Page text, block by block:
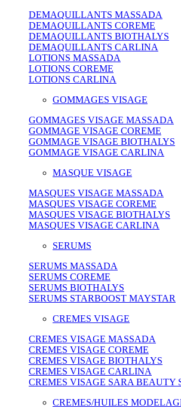
DEMAQUILLANTS MASSADA
DEMAQUILLANTS COREME
DEMAQUILLANTS BIOTHALYS
DEMAQUILLANTS CARLINA
LOTIONS MASSADA
LOTIONS COREME
LOTIONS CARLINA
GOMMAGES VISAGE
GOMMAGES VISAGE MASSADA
GOMMAGE VISAGE COREME
GOMMAGE VISAGE BIOTHALYS
GOMMAGE VISAGE CARLINA
MASQUE VISAGE
MASQUES VISAGE MASSADA
MASQUES VISAGE COREME
MASQUES VISAGE BIOTHALYS
MASQUES VISAGE CARLINA
SERUMS
SERUMS MASSADA
SERUMS COREME
SERUMS BIOTHALYS
SERUMS STARBOOST MAYSTAR
CREMES VISAGE
CREMES VISAGE MASSADA
CREMES VISAGE COREME
CREMES VISAGE BIOTHALYS
CREMES VISAGE CARLINA
CREMES VISAGE SARA BEAUTY
CREMES/HUILES